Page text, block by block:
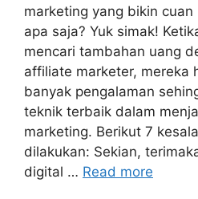
marketing yang bikin
apa saja? Yuk simak!
mencari tambahan uang
affiliate marketer, mereka
banyak pengalaman
teknik terbaik dalam
marketing. Berikut 7
dilakukan: Sekian,
digital … Read more